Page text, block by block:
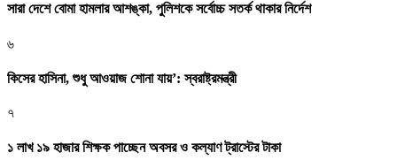
সারা দেশে বোমা হামলার আশঙ্কা, পুলিশকে সর্বোচ্চ সতর্ক থাকার নির্দেশ
৬
কিসের হাসিনা, শুধু আওয়াজ শোনা যায়’: স্বরাষ্ট্রমন্ত্রী
৭
১ লাখ ১৯ হাজার শিক্ষক পাচ্ছেন অবসর ও কল্যাণ ট্রাস্টের টাকা